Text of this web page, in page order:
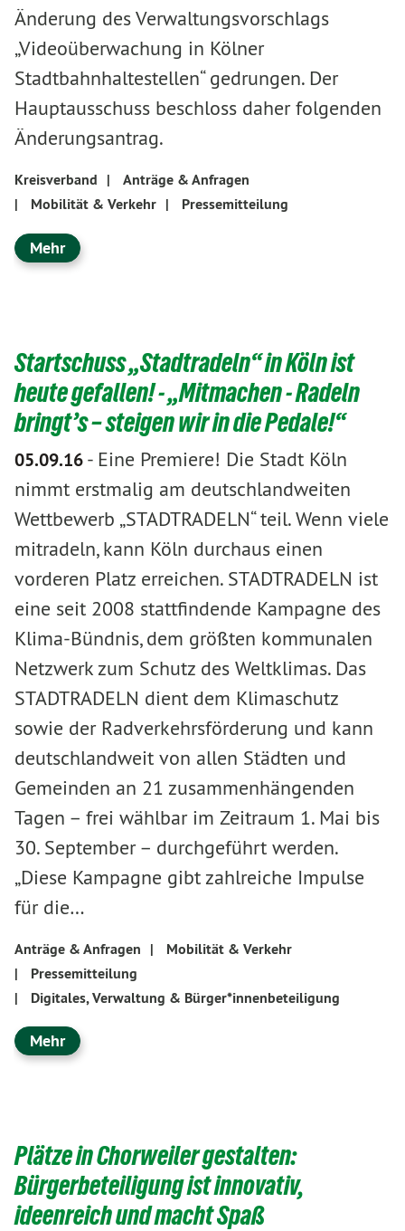
Änderung des Verwaltungsvorschlags
„Videoüberwachung in Kölner
Stadtbahnhaltestellen“ gedrungen. Der
Hauptausschuss beschloss daher folgenden
Änderungsantrag.
Kreisverband |
Anträge & Anfragen
|
Mobilität & Verkehr | Pressemitteilung
Mehr
Startschuss „Stadtradeln“ in Köln ist
heute gefallen! - „Mitmachen - Radeln
bringt’s – steigen wir in die Pedale!“
05.09.16- Eine Premiere! Die Stadt Köln
nimmt erstmalig am deutschlandweiten
Wettbewerb „STADTRADELN“ teil. Wenn viele
mitradeln, kann Köln durchaus einen
vorderen Platz erreichen. STADTRADELN ist
eine seit 2008 stattfindende Kampagne des
Klima-Bündnis, dem größten kommunalen
Netzwerk zum Schutz des Weltklimas. Das
STADTRADELN dient dem Klimaschutz
sowie der Radverkehrsförderung und kann
deutschlandweit von allen Städten und
Gemeinden an 21 zusammenhängenden
Tagen – frei wählbar im Zeitraum 1. Mai bis
30. September – durchgeführt werden.
„Diese Kampagne gibt zahlreiche Impulse
für die…
Anträge & Anfragen |
Mobilität & Verkehr
|
Pressemitteilung
|
Digitales, Verwaltung & Bürger*innenbeteiligung
Mehr
Plätze in Chorweiler gestalten:
Bürgerbeteiligung ist innovativ,
ideenreich und macht Spaß